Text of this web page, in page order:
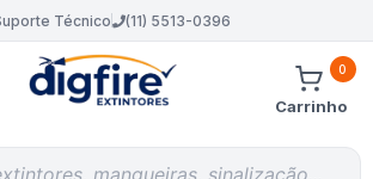
Técnico (11) 5513-0396
Carrinho
0